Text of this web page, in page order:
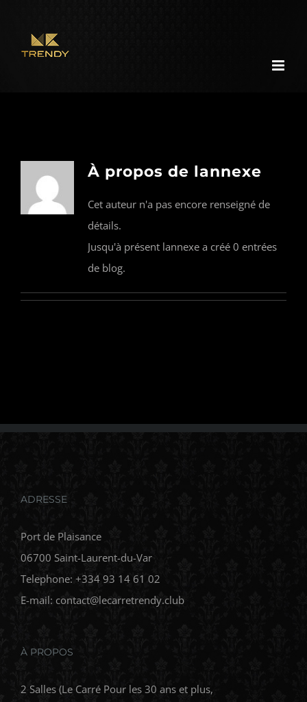
contenu
À propos de lannexe
Cet auteur n'a pas encore renseigné de
détails.
Jusqu'à présent lannexe a créé 0 entrées
de blog.
ADRESSE
Port de Plaisance
06700 Saint-Laurent-du-Var
Telephone: +334 93 14 61 02
E-mail: contact@lecarretrendy.club
À PROPOS
2 Salles (Le Carré Pour les 30 ans et plus,